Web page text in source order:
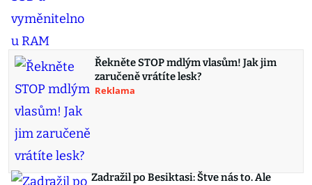
Řekněte STOP mdlým vlasům! Jak jim
zaručeně vrátíte lesk?
Reklama
Zadražil po Besiktasi: Štve nás to. Ale